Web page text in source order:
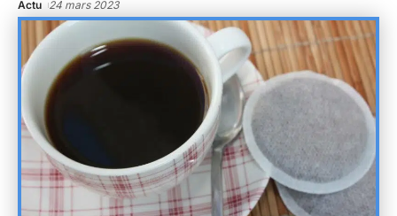
Actu 24 mars 2023